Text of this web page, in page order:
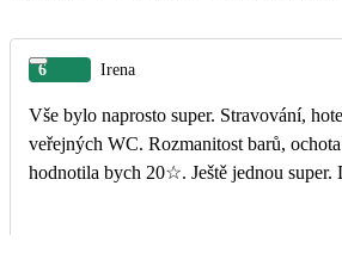
6 Irena
Vše bylo naprosto super. Stravování, hotel, pláž, moře, prostory hotelu, úklid. Čistota v celém resortu, včetně
veřejných WC. Rozmanitost barů, ochota personálu. Tobogány jak pro děti tak dospělé. 6 hvězdiček je málo,
hodnotila bych 20☆. Ještě jednou